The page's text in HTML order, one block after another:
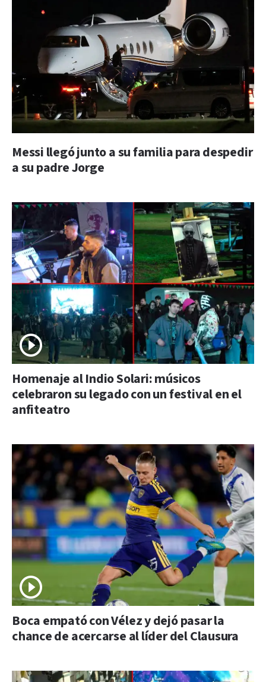
Messi llegó junto a su familia para despedir
a su padre Jorge
Homenaje al Indio Solari: músicos
celebraron su legado con un festival en el
anfiteatro
Boca empató con Vélez y dejó pasar la
chance de acercarse al líder del Clausura